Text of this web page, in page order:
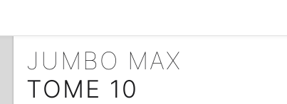
JUMBO MAX
TOME 10